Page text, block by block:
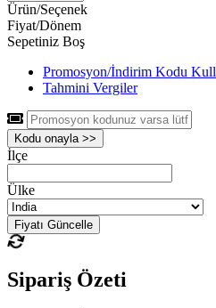
Ürün/Seçenek
Fiyat/Dönem
Sepetiniz Boş
Promosyon/İndirim Kodu
Tahmini Vergiler
Kodu onayla >>
İlçe
Ülke
Fiyatı Güncelle
Sipariş Özeti